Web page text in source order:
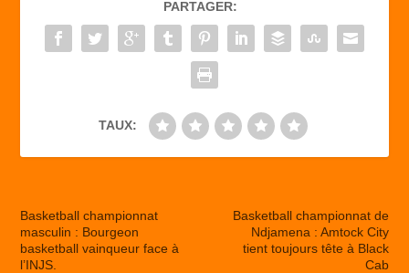
o
o
o
n
PARTAGER:
TAUX:
Basketball championnat
masculin : Bourgeon
basketball vainqueur face à
l’INJS.
Basketball championnat de
Ndjamena : Amtock City
tient toujours tête à Black
Cab